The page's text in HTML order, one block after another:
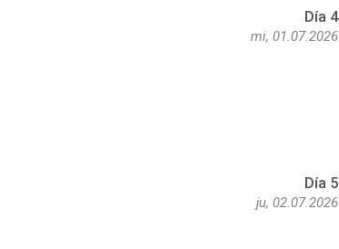
Día 4
mi, 01.07.2026
Día 5
ju, 02.07.2026